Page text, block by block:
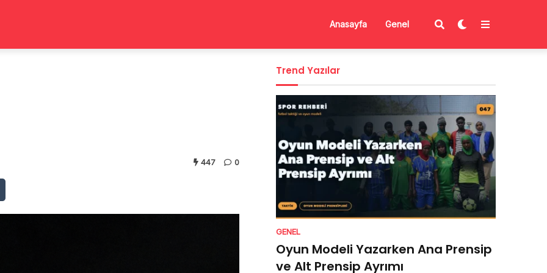
Anasayfa Genel
447 0
Trend Yazılar
GENEL
Oyun Modeli Yazarken Ana Prensip
ve Alt Prensip Ayrımı